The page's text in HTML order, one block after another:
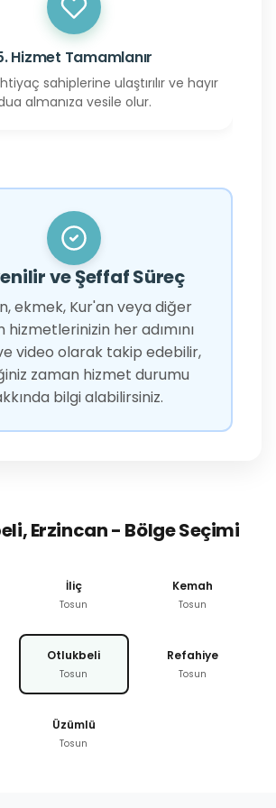
Hizmet Tamamlanır
sahiplerine ulaştırılır ve hayır
almanıza vesile olur.
ve Şeffaf Süreç
ekmek, Kur'an veya diğer
hizmetlerinizin her adımını
video olarak takip edebilir,
zaman hizmet durumu
bilgi alabilirsiniz.
Erzincan - Bölge Seçimi
İliç
Tosun
Kemah
Tosun
Otlukbeli
Tosun
Refahiye
Tosun
Üzümlü
Tosun